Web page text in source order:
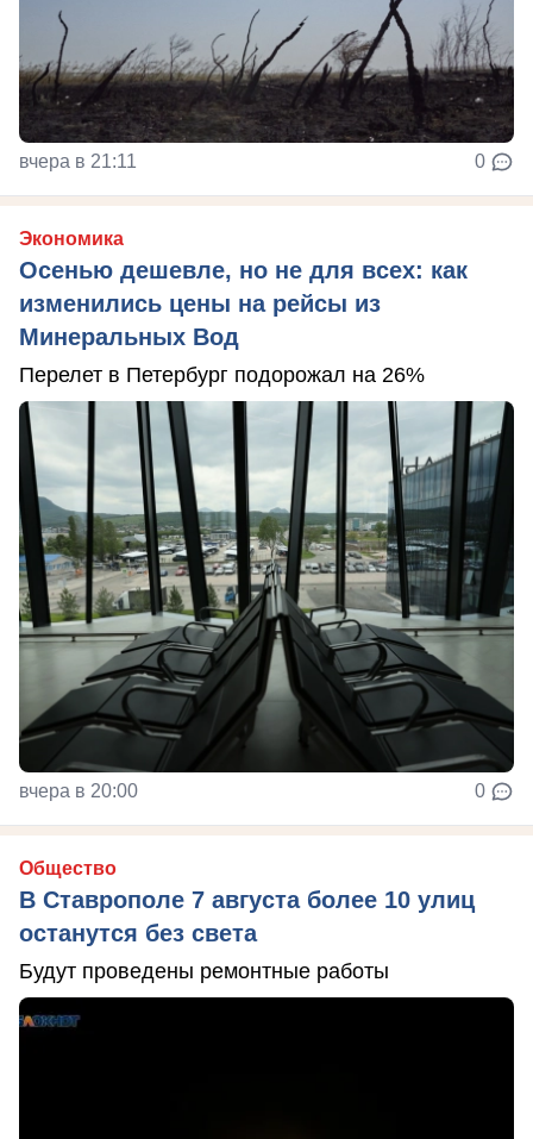
вчера в 21:11 0
Экономика
Осенью дешевле, но не для всех: как
изменились цены на рейсы из
Минеральных Вод
Перелет в Петербург подорожал на 26%
вчера в 20:00 0
Общество
В Ставрополе 7 августа более 10 улиц
останутся без света
Будут проведены ремонтные работы